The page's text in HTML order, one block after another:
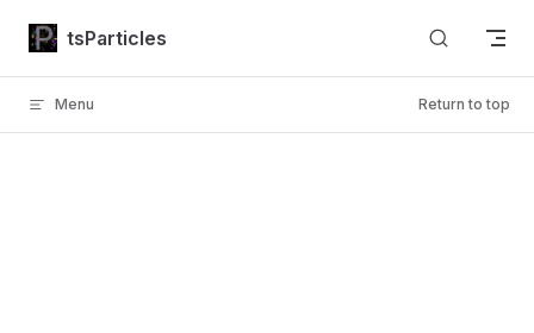
Skip to content
tsParticles
Menu Return to top